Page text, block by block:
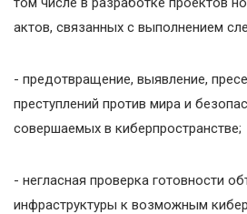
актов, связанных с выполнением
- предотвращение, выявление,
преступлений против мира и
совершаемых в киберпространстве;
- негласная проверка готовности
инфраструктуры к возможным